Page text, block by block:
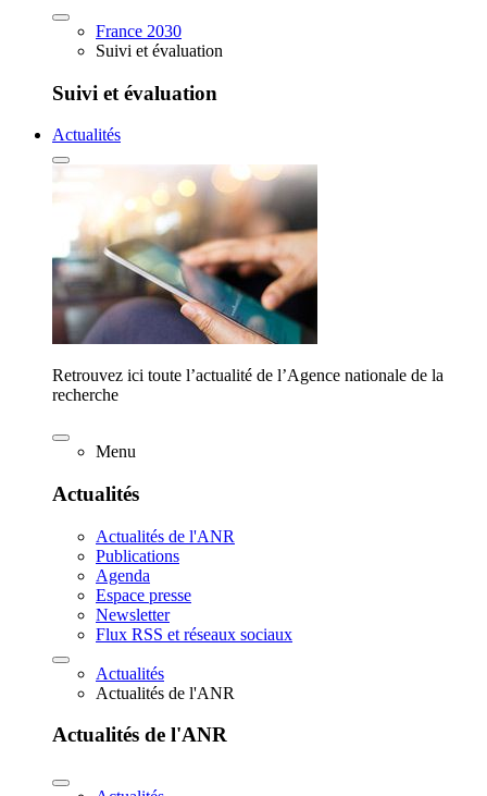
France 2030
Suivi et évaluation
Suivi et évaluation
Actualités
Retrouvez ici toute l’actualité de l’Agence nationale de la
recherche
Menu
Actualités
Actualités de l'ANR
Publications
Agenda
Espace presse
Newsletter
Flux RSS et réseaux sociaux
Actualités
Actualités de l'ANR
Actualités de l'ANR